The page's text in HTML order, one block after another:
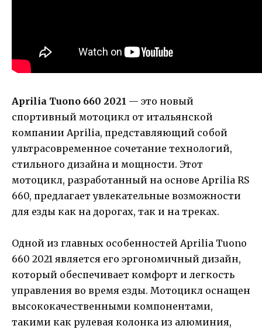
Aprilia Tuono 660 2021 — это новый
спортивный мотоцикл от итальянской
компании Aprilia, представляющий собой
ультрасовременное сочетание технологий,
стильного дизайна и мощности. Этот
мотоцикл, разработанный на основе Aprilia RS
660, предлагает увлекательные возможности
для езды как на дорогах, так и на треках.
Одной из главных особенностей Aprilia Tuono
660 2021 является его эргономичный дизайн,
который обеспечивает комфорт и легкость
управления во время езды. Мотоцикл оснащен
высококачественными компонентами,
такими как рулевая колонка из алюминия,